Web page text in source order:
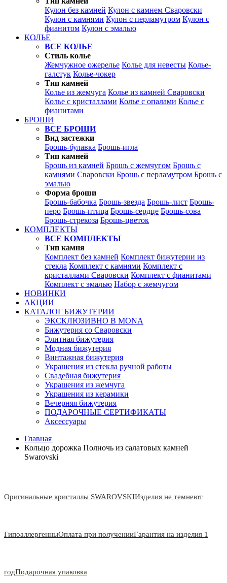
Кулон без камней Кулон с камнем Сваровски
Кулон с камнями Кулон с перламутром Кулон с
фианитом Кулон с эмалью
КОЛЬЕ
ВСЕ КОЛЬЕ
Стиль колье
Жемчужное ожерелье Колье для невесты Колье-
галстук Колье-чокер
Тип камней
Колье из жемчуга Колье из камней Сваровски
Колье с кристаллами Колье с опалами Колье с
фианитами
БРОШИ
ВСЕ БРОШИ
Вид застежки
Брошь-булавка Брошь-игла
Тип камней
Брошь из камней Брошь с жемчугом Брошь с
камнями Сваровски Брошь с перламутром Брошь с
эмалью
Форма броши
Брошь-бабочка Брошь-звезда Брошь-лист Брошь-
перо Брошь-птица Брошь-сердце Брошь-сова
Брошь-стрекоза Брошь-цветок
КОМПЛЕКТЫ
ВСЕ КОМПЛЕКТЫ
Тип камня
Комплект без камней Комплект бижутерии из
стекла Комплект с камнями Комплект с
кристаллами Сваровски Комплект с фианитами
Комплект с эмалью Набор с жемчугом
НОВИНКИ
АКЦИИ
КАТАЛОГ БИЖУТЕРИИ
ЭКСКЛЮЗИВНО В MONA
Бижутерия со Сваровски
Элитная бижутерия
Модная бижутерия
Винтажная бижутерия
Украшения из стекла ручной работы
Свадебная бижутерия
Украшения из жемчуга
Украшения из керамики
Вечерняя бижутерия
ПОДАРОЧНЫЕ СЕРТИФИКАТЫ
Аксессуары
Главная
Кольцо дорожка Полночь из салатовых камней
Swarovski
Оригинальные кристаллы SWAROVSKIИзделия не темнеют
ГипоаллергенныОплата при полученииГарантия на изделия 1
годПодарочная упаковка